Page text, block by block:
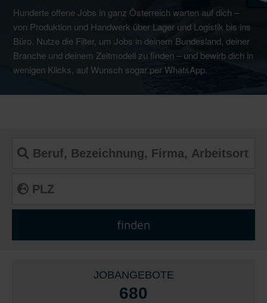
Hunderte offene Jobs in ganz Österreich warten auf dich –
von Produktion und Handwerk über Lager und Logistik bis ins
Büro. Nutze die Filter, um Jobs in deinem Bundesland, deiner
Branche und deinem Zeitmodell zu finden – und bewirb dich in
wenigen Klicks, auf Wunsch sogar per WhatsApp.
JOBANGEBOTE
680